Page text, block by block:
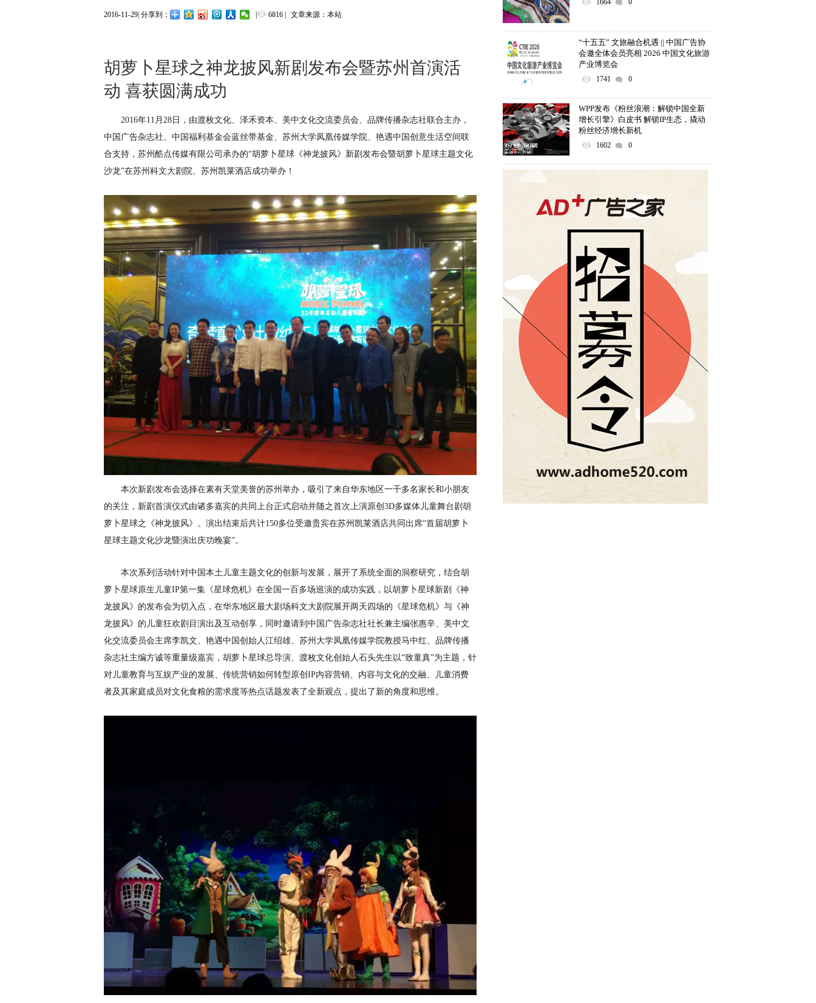
2016-11-29| 分享到： | 6816 | 文章来源：本站
胡萝卜星球之神龙披风新剧发布会暨苏州首演活
动 喜获圆满成功
2016年11月28日，由渡枚文化、泽禾资本、美中文化交流委员会、品牌传播杂志社联合主办，
中国广告杂志社、中国福利基金会蓝丝带基金、苏州大学凤凰传媒学院、艳遇中国创意生活空间联
合支持，苏州酷点传媒有限公司承办的“胡萝卜星球《神龙披风》新剧发布会暨胡萝卜星球主题文化
沙龙”在苏州科文大剧院、苏州凯莱酒店成功举办！
本次新剧发布会选择在素有天堂美誉的苏州举办，吸引了来自华东地区一千多名家长和小朋友
的关注，新剧首演仪式由诸多嘉宾的共同上台正式启动并随之首次上演原创 3D多媒体儿童舞台剧胡
萝卜星球之《神龙披风》。演出结束后共计150多位受邀贵宾在苏州凯莱酒店共同出席“首届胡萝卜
星球主题文化沙龙暨演出庆功晚宴”。
本次系列活动针对中国本土儿童主题文化的创新与发展，展开了系统全面的洞察研究，结合胡
萝卜星球原生儿童IP第一集《星球危机》在全国一百多场巡演的成功实践，以胡萝卜星球新剧《神
龙披风》的发布会为切入点，在华东地区最大剧场科文大剧院展开两天四场的《星球危机》与《神
龙披风》的儿童狂欢剧目演出及互动创享，同时邀请到中国广告杂志社社长兼主编张惠辛、美中文
化交流委员会主席李凯文、艳遇中国创始人江绍雄、苏州大学凤凰传媒学院教授马中红、品牌传播
杂志社主编方诚等重量级嘉宾，胡萝卜星球总导演、渡枚文化创始人石头先生以“致童真”为主题，针
对儿童教育与互娱产业的发展、传统营销如何转型原创IP内容营销、内容与文化的交融、儿童消费
者及其家庭成员对文化食粮的需求度等热点话题发表了全新观点，提出了新的角度和思维。
1664 0
“十五五” 文旅融合机遇 || 中国广告协
会邀全体会员亮相 2026 中国文化旅游
产业博览会
1741 0
WPP发布《粉丝浪潮：解锁中国全新
增长引擎》白皮书 解锁IP生态，撬动
粉丝经济增长新机
1602 0